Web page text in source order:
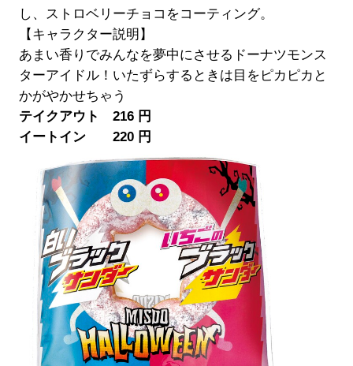
し、ストロベリーチョコをコーティング。
【キャラクター説明】
あまい香りでみんなを夢中にさせるドーナツモンス
ターアイドル！いたずらするときは目をピカピカと
かがやかせちゃう
テイクアウト 216 円
イートイン 220 円